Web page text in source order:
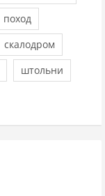
поход
скалодром
штольни